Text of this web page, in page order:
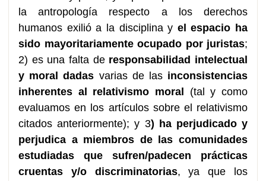
la antropología respecto a los derechos
humanos exilió a la disciplina y el espacio ha
sido mayoritariamente ocupado por juristas;
2) es una falta de responsabilidad intelectual
y moral dadas varias de las inconsistencias
inherentes al relativismo moral
(tal y como
evaluamos en los artículos sobre el relativismo
citados anteriormente); y 3) ha perjudicado y
perjudica a miembros de las comunidades
estudiadas que sufren/padecen prácticas
cruentas y/o discriminatorias, ya que los